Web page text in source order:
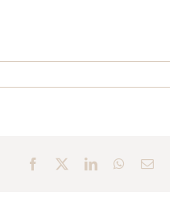
Facebook LinkedInWhatsApp
E-